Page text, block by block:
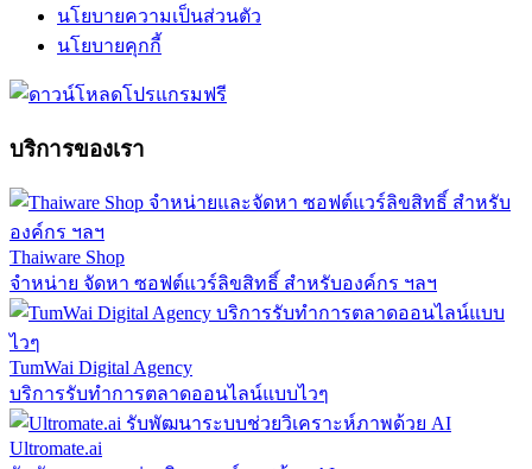
นโยบายความเป็นส่วนตัว
นโยบายคุกกี้
บริการของเรา
Thaiware Shop
จำหน่าย จัดหา ซอฟต์แวร์ลิขสิทธิ์ สำหรับองค์กร ฯลฯ
TumWai Digital Agency
บริการรับทำการตลาดออนไลน์แบบไวๆ
Ultromate.ai